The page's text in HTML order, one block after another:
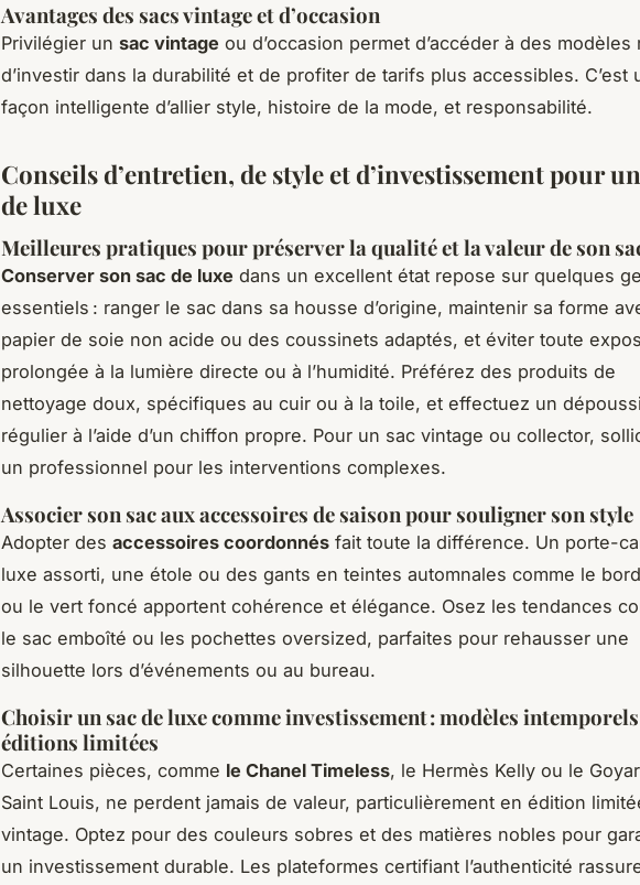
Avantages des sacs vintage et d’occasion
Privilégier un sac vintage ou d’occasion permet d’accéder à des modèles
d’investir dans la durabilité et de profiter de tarifs plus accessibles. C’est
façon intelligente d’allier style, histoire de la mode, et responsabilité.
Conseils d’entretien, de style et d’investissement pour
de luxe
Meilleures pratiques pour préserver la qualité et la valeur de son
Conserver son sac de luxe dans un excellent état repose sur quelques
essentiels : ranger le sac dans sa housse d’origine, maintenir sa forme
papier de soie non acide ou des coussinets adaptés, et éviter toute
prolongée à la lumière directe ou à l’humidité. Préférez des produits de
nettoyage doux, spécifiques au cuir ou à la toile, et effectuez un
régulier à l’aide d’un chiffon propre. Pour un sac vintage ou collector,
un professionnel pour les interventions complexes.
Associer son sac aux accessoires de saison pour souligner son style
Adopter des accessoires coordonnés fait toute la différence. Un porte-
luxe assorti, une étole ou des gants en teintes automnales comme le
ou le vert foncé apportent cohérence et élégance. Osez les tendances
le sac emboîté ou les pochettes oversized, parfaites pour rehausser une
silhouette lors d’événements ou au bureau.
Choisir un sac de luxe comme investissement : modèles
éditions limitées
Certaines pièces, comme le Chanel Timeless, le Hermès Kelly ou le
Saint Louis, ne perdent jamais de valeur, particulièrement en édition
vintage. Optez pour des couleurs sobres et des matières nobles pour
un investissement durable. Les plateformes certifiant l’authenticité